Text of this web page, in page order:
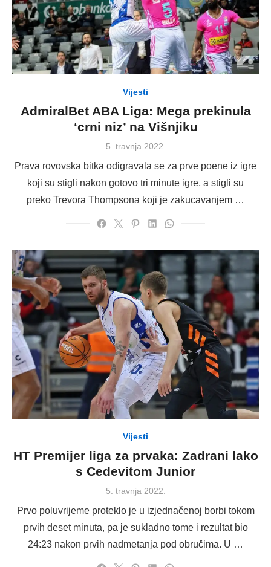
Vijesti
AdmiralBet ABA Liga: Mega prekinula
‘crni niz’ na Višnjiku
Posted
5. travnja 2022.
Prava rovovska bitka odigravala se za prve poene iz igre
koji su stigli nakon gotovo tri minute igre, a stigli su
preko Trevora Thompsona koji je zakucavanjem …
Vijesti
HT Premijer liga za prvaka: Zadrani lako
s Cedevitom Junior
Posted
5. travnja 2022.
Prvo poluvrijeme proteklo je u izjednačenoj borbi tokom
prvih deset minuta, pa je sukladno tome i rezultat bio
24:23 nakon prvih nadmetanja pod obručima. U …